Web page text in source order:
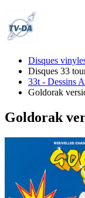
Disques
Disques 33
33t - Dessins
Goldorak
Goldorak